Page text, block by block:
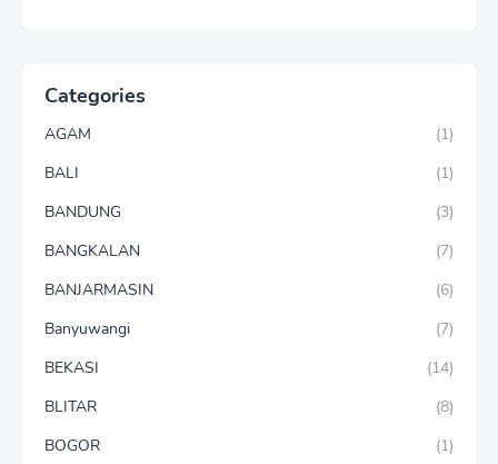
Categories
AGAM
(1)
BALI
(1)
BANDUNG
(3)
BANGKALAN
(7)
BANJARMASIN
(6)
Banyuwangi
(7)
BEKASI
(14)
BLITAR
(8)
BOGOR
(1)